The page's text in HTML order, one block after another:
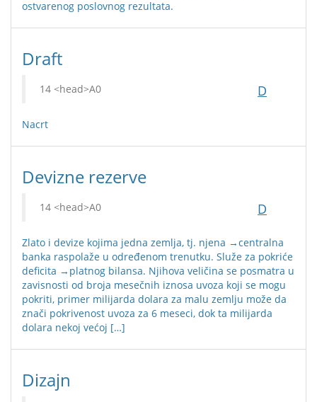
ostvarenog poslovnog rezultata.
Draft
D
Nacrt
Devizne rezerve
D
Zlato i devize kojima jedna zemlja, tj. njena →centralna
banka raspolaže u određenom trenutku. Služe za pokriće
deficita →platnog bilansa. Njihova veličina se posmatra u
zavisnosti od broja mesečnih iznosa uvoza koji se mogu
pokriti, primer milijarda dolara za malu zemlju može da
znači pokrivenost uvoza za 6 meseci, dok ta milijarda
dolara nekoj većoj […]
Dizajn